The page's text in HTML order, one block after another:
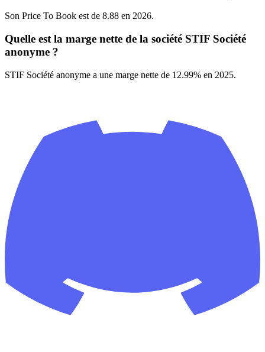
Son Price To Book est de 8.88 en 2026.
Quelle est la marge nette de la société STIF Société
anonyme ?
STIF Société anonyme a une marge nette de 12.99% en 2025.